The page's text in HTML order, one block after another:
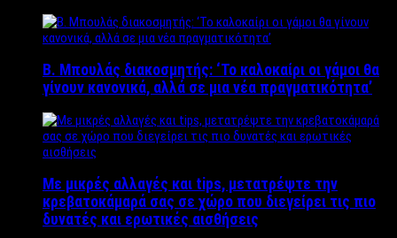
Β. Μπουλάς διακοσμητής: ‘Το καλοκαίρι οι γάμοι θα
γίνουν κανονικά, αλλά σε μια νέα πραγματικότητα’
Με μικρές αλλαγές και tips, μετατρέψτε την
κρεβατοκάμαρά σας σε χώρο που διεγείρει τις πιο
δυνατές και ερωτικές αισθήσεις